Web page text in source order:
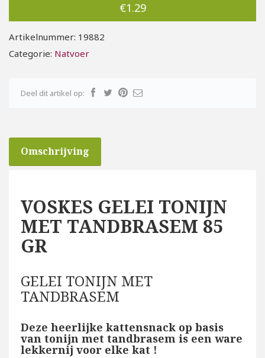
€1.29
Artikelnummer: 19882
Categorie: Natvoer
Deel dit artikel op:
Omschrijving
VOSKES GELEI TONIJN
MET TANDBRASEM 85
GR
GELEI TONIJN MET
TANDBRASEM
Deze heerlijke kattensnack op basis
van tonijn met tandbrasem is een ware
lekkernij voor elke kat !